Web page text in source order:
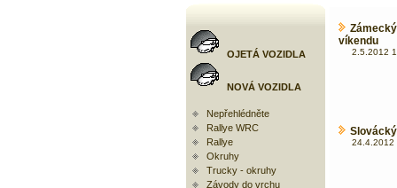
OJETÁ VOZIDLA
NOVÁ VOZIDLA
Nepřehlédněte
Rallye WRC
Rallye
Okruhy
Trucky - okruhy
Závody do vrchu
víkendu
2.5.2012
24.4.2012